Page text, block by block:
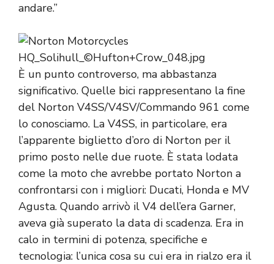
andare.”
È un punto controverso, ma abbastanza
significativo. Quelle bici rappresentano la fine
del Norton V4SS/V4SV/Commando 961 come
lo conosciamo. La V4SS, in particolare, era
l’apparente biglietto d’oro di Norton per il
primo posto nelle due ruote. È stata lodata
come la moto che avrebbe portato Norton a
confrontarsi con i migliori: Ducati, Honda e MV
Agusta. Quando arrivò il V4 dell’era Garner,
aveva già superato la data di scadenza. Era in
calo in termini di potenza, specifiche e
tecnologia: l’unica cosa su cui era in rialzo era il